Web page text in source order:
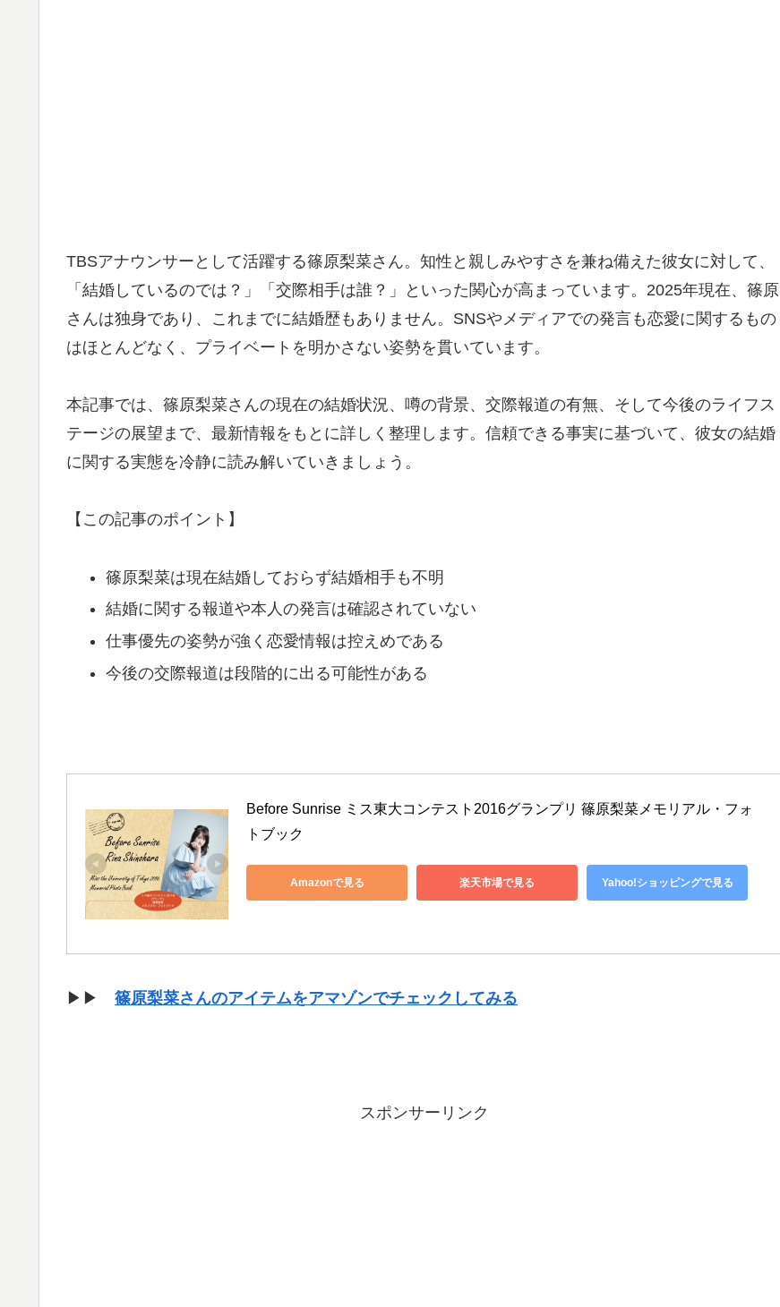
TBSアナウンサーとして活躍する篠原梨菜さん。知性と親しみやすさを兼ね備えた彼女に対して、
「結婚しているのでは？」「交際相手は誰？」といった関心が高まっています。2025年現在、篠原
さんは独身であり、これまでに結婚歴もありません。SNSやメディアでの発言も恋愛に関するもの
はほとんどなく、プライベートを明かさない姿勢を貫いています。
本記事では、篠原梨菜さんの現在の結婚状況、噂の背景、交際報道の有無、そして今後のライフス
テージの展望まで、最新情報をもとに詳しく整理します。信頼できる事実に基づいて、彼女の結婚
に関する実態を冷静に読み解いていきましょう。
【この記事のポイント】
篠原梨菜は現在結婚しておらず結婚相手も不明
結婚に関する報道や本人の発言は確認されていない
仕事優先の姿勢が強く恋愛情報は控えめである
今後の交際報道は段階的に出る可能性がある
Before Sunrise ミス東大コンテスト2016グランプリ 篠原梨菜メモリアル・フォ
トブック
Amazonで見る 楽天市場で見る Yahoo!ショッピングで見る
▶▶ 篠原梨菜さんのアイテムをアマゾンでチェックしてみる
スポンサーリンク